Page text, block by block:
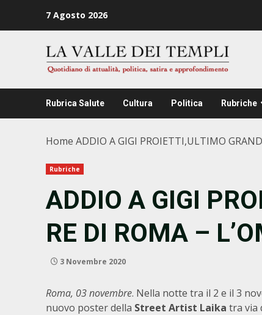
7 Agosto 2026
Rubrica Salute Cultura Politica Rubriche
Home ADDIO A GIGI PROIETTI,ULTIMO
Rubriche
ADDIO A GIGI
RE DI ROMA –
3 Novembre 2020
Roma, 03 novembre. Nella notte tra il 2 e il 3
nuovo poster della Street Artist Laika tra via